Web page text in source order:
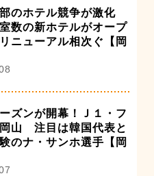
のホテル競争が激化
数の新ホテルがオープ
ニューアル相次ぐ【岡
ズンが開幕！Ｊ１・フ
山 注目は韓国代表と
のナ・サンホ選手【岡